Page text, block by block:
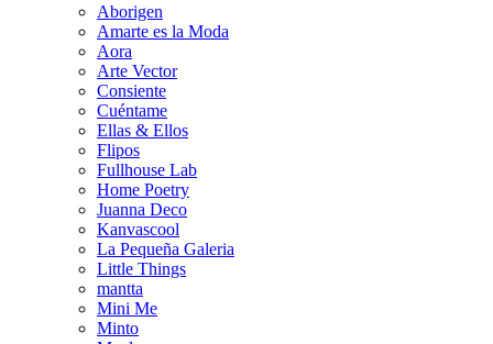
Aborigen
Amarte es la Moda
Aora
Arte Vector
Consiente
Cuéntame
Ellas & Ellos
Flipos
Fullhouse Lab
Home Poetry
Juanna Deco
Kanvascool
La Pequeña Galeria
Little Things
mantta
Mini Me
Minto